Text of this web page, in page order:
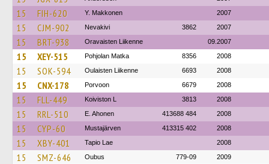
15 FIH-620 Y. Makkonen 2007
15 CJM-902 Nevakivi 3862 2007
15 BRT-938 Oravaisten Liikenne 09.2007
15 XEY-515 Pohjolan Matka 8356 2008
15 SOK-594 Oulaisten Liikenne 6693 2008
15 CNX-178 Porvoon 6679 2008
15 FLL-449 Koiviston L 3813 2008
15 RRL-510 E. Ahonen 413688 484 2008
15 CYP-60 Mustajärven 413315 402 2008
15 XBY-401 Tapio Lae 2008
15 SMZ-646 Oubus 779-09 2009